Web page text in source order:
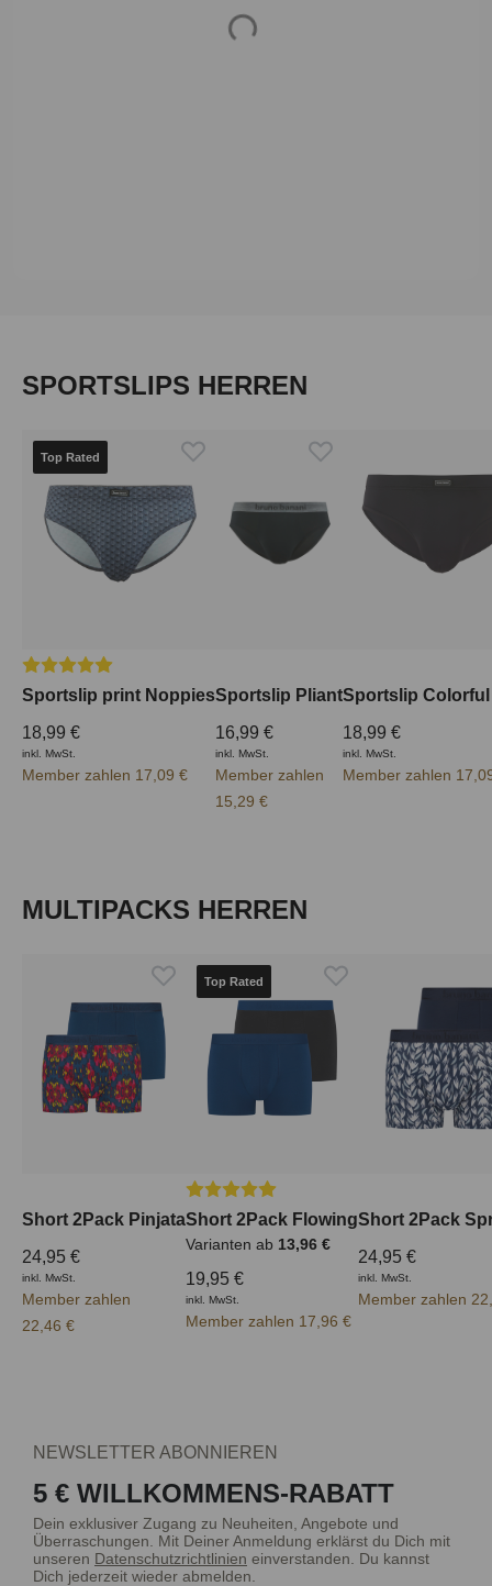
Produktgalerie überspringen
SPORTSLIPS HERREN
Top Rated
Durchschnittliche Bewertung von 5 von 5 Sternen
Sportslip print Noppies
18,99 €
inkl. MwSt.
Member zahlen 17,09 €
Sportslip Pliant
16,99 €
inkl. MwSt.
Member zahlen
15,29 €
Sportslip
18,99 €
inkl. MwSt.
Member zahlen
Produktgalerie überspringen
MULTIPACKS HERREN
Short 2Pack Pinjata
24,95 €
inkl. MwSt.
Member zahlen
22,46 €
Top Rated
Durchschnittliche Bewertung von 5
Short 2Pack Flowing
Varianten ab 13,96 €
19,95 €
inkl. MwSt.
Member zahlen 17,96 €
Short 2Pack
24,95 €
inkl. MwSt.
Member zahlen
NEWSLETTER ABONNIEREN
5 € WILLKOMMENS-RABATT
Dein exklusiver Zugang zu Neuheiten, Angebote und
Überraschungen. Mit Deiner Anmeldung erklärst du Dich mit
unseren Datenschutzrichtlinien einverstanden. Du kannst
Dich jederzeit wieder abmelden.